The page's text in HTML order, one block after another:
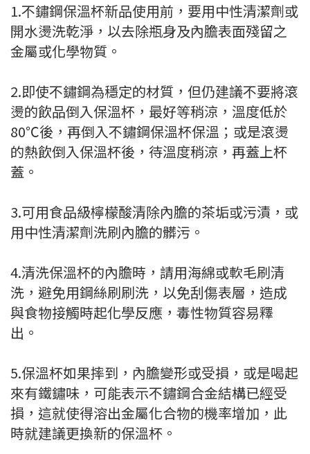
1.不鏽鋼保溫杯新品使用前，要用中性清潔劑或
開水燙洗乾淨，以去除瓶身及內膽表面殘留之
金屬或化學物質。
2.即使不鏽鋼為穩定的材質，但仍建議不要將滾
燙的飲品倒入保溫杯，最好等稍涼，溫度低於
80℃後，再倒入不鏽鋼保溫杯保溫；或是滾燙
的熱飲倒入保溫杯後，待溫度稍涼，再蓋上杯
蓋。
3.可用食品級檸檬酸清除內膽的茶垢或污漬，或
用中性清潔劑洗刷內膽的髒污。
4.清洗保溫杯的內膽時，請用海綿或軟毛刷清
洗，避免用鋼絲刷刷洗，以免刮傷表層，造成
與食物接觸時起化學反應，毒性物質容易釋
出。
5.保溫杯如果摔到，內膽變形或受損，或是喝起
來有鐵鏽味，可能表示不鏽鋼合金結構已經受
損，這就使得溶出金屬化合物的機率增加，此
時就建議更換新的保溫杯。